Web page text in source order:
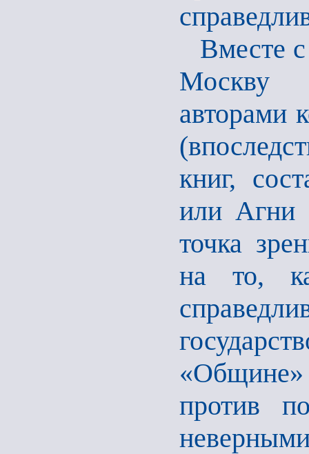
Вместе
Москву
авторами
книг,
или Агни
точка
на то,
против